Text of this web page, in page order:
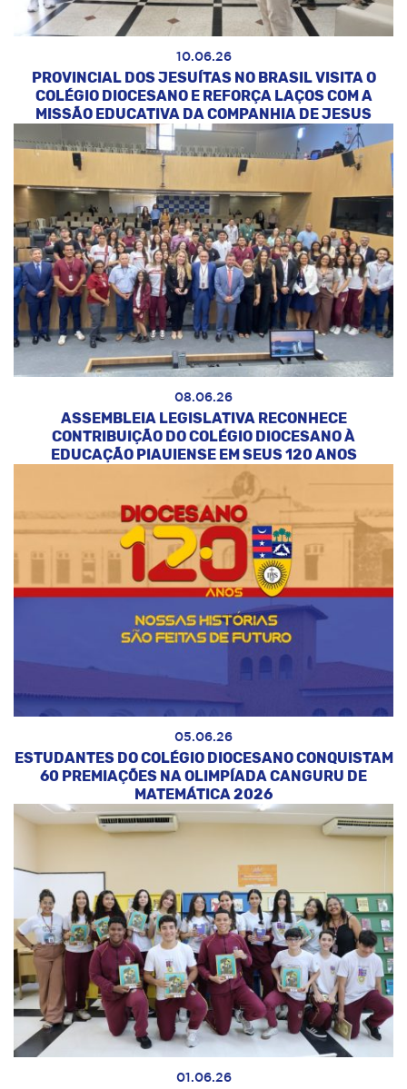
10.06.26
PROVINCIAL DOS JESUÍTAS NO BRASIL VISITA O
COLÉGIO DIOCESANO E REFORÇA LAÇOS COM A
MISSÃO EDUCATIVA DA COMPANHIA DE JESUS
08.06.26
ASSEMBLEIA LEGISLATIVA RECONHECE
CONTRIBUIÇÃO DO COLÉGIO DIOCESANO À
EDUCAÇÃO PIAUIENSE EM SEUS 120 ANOS
05.06.26
ESTUDANTES DO COLÉGIO DIOCESANO CONQUISTAM
60 PREMIAÇÕES NA OLIMPÍADA CANGURU DE
MATEMÁTICA 2026
01.06.26